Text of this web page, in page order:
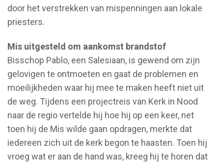
door het verstrekken van mispenningen aan lokale
priesters.
Mis uitgesteld om aankomst brandstof
Bisschop Pablo, een Salesiaan, is gewend om zijn
gelovigen te ontmoeten en gaat de problemen en
moeilijkheden waar hij mee te maken heeft niet uit
de weg. Tijdens een projectreis van Kerk in Nood
naar de regio vertelde hij hoe hij op een keer, net
toen hij de Mis wilde gaan opdragen, merkte dat
iedereen zich uit de kerk begon te haasten. Toen hij
vroeg wat er aan de hand was, kreeg hij te horen dat